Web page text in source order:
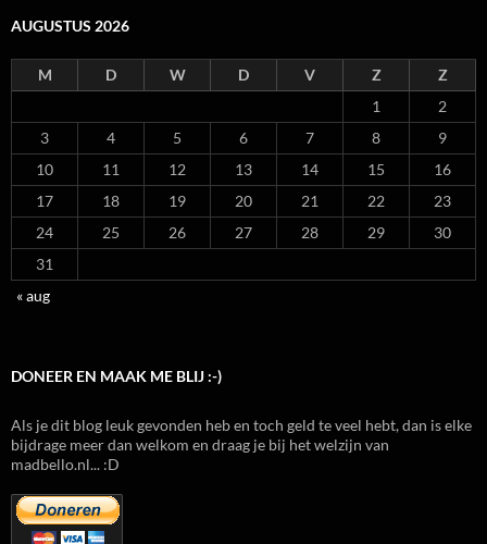
AUGUSTUS 2026
M D W D V Z
Z
1
2
3
4 5 6 7 8
9
10
11 12 13 14 15
16
17
18 19 20 21 22
23
24
25 26 27 28 29
30
31
« aug
DONEER EN MAAK ME BLIJ :-)
Als je dit blog leuk gevonden heb en toch geld te veel hebt, dan is elke
bijdrage meer dan welkom en draag je bij het welzijn van
madbello.nl... :D